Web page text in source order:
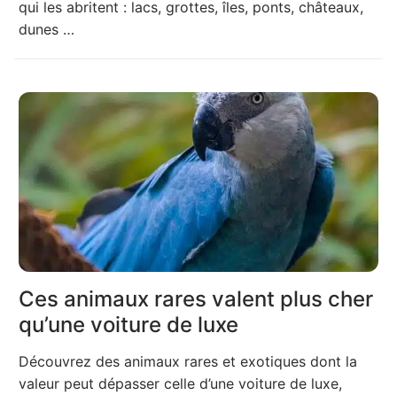
qui les abritent : lacs, grottes, îles, ponts, châteaux,
dunes …
Ces animaux rares valent plus cher
qu’une voiture de luxe
Découvrez des animaux rares et exotiques dont la
valeur peut dépasser celle d’une voiture de luxe,